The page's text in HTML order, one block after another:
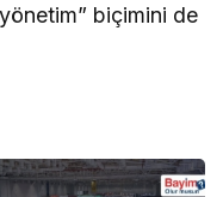
biçimini de